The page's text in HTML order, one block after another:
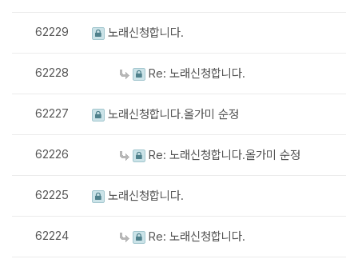
62229 노래신청합니다.
62228 Re: 노래신청합니다.
62227 노래신청합니다.올가미 순정
62226 Re: 노래신청합니다.올가미 순정
62225 노래신청합니다.
62224 Re: 노래신청합니다.